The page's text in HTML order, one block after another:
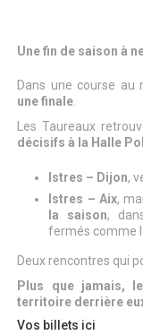
Une fin de saison à
Dans une course au
une finale.
Les Taureaux
décisifs à la Halle
Istres – Dijon,
Istres – Aix,
la saison,
fermés comme
Deux rencontres qui
Plus que jamais,
territoire derrière
Vos billets ici